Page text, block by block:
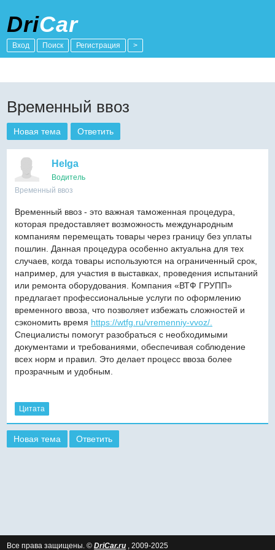
DriCar
Вход Поиск Регистрация >
Временный ввоз
Новая тема Ответить
Helga
Водитель
Временный ввоз
Временный ввоз - это важная таможенная процедура,
которая предоставляет возможность международным
компаниям перемещать товары через границу без уплаты
пошлин. Данная процедура особенно актуальна для тех
случаев, когда товары используются на ограниченный срок,
например, для участия в выставках, проведения испытаний
или ремонта оборудования. Компания «ВТФ ГРУПП»
предлагает профессиональные услуги по оформлению
временного ввоза, что позволяет избежать сложностей и
сэкономить время https://wtfg.ru/vremenniy-vvoz/.
Специалисты помогут разобраться с необходимыми
документами и требованиями, обеспечивая соблюдение
всех норм и правил. Это делает процесс ввоза более
прозрачным и удобным.
Цитата
Новая тема Ответить
Все права защищены. ©DriCar.ru , 2009-2025